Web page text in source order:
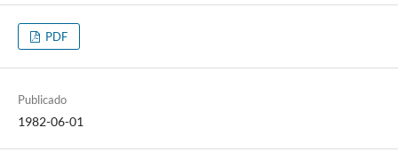
PDF
Publicado
1982-06-01